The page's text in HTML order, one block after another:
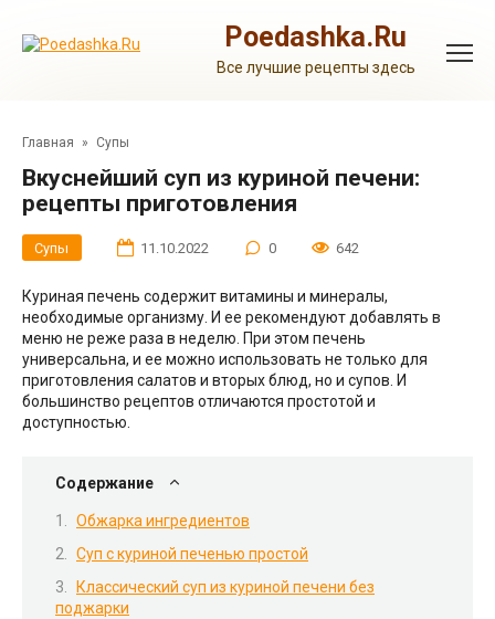
контенту
Poedashka.Ru
Все лучшие рецепты здесь
Главная » Супы
Вкуснейший суп из куриной печени:
рецепты приготовления
Супы 11.10.2022 0 642
Куриная печень содержит витамины и минералы,
необходимые организму. И ее рекомендуют добавлять в
меню не реже раза в неделю. При этом печень
универсальна, и ее можно использовать не только для
приготовления салатов и вторых блюд, но и супов. И
большинство рецептов отличаются простотой и
доступностью.
Содержание
Обжарка ингредиентов
Суп с куриной печенью простой
Классический суп из куриной печени без
поджарки